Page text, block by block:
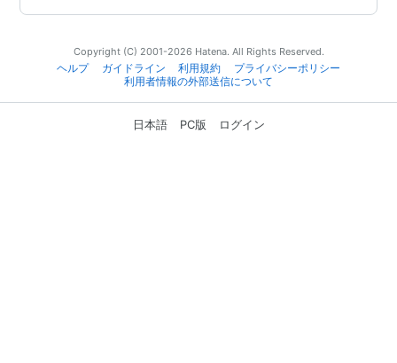
Copyright (C) 2001-2026 Hatena. All Rights Reserved.
ヘルプ
ガイドライン 利用規約
プライバシーポリシー
利用者情報の外部送信について
日本語 PC版 ログイン